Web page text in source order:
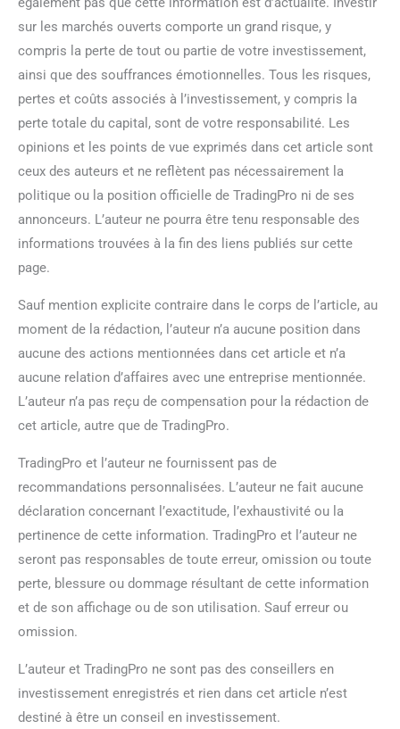
sur les marchés ouverts comporte un grand risque, y
compris la perte de tout ou partie de votre investissement,
ainsi que des souffrances émotionnelles. Tous les risques,
pertes et coûts associés à l’investissement, y compris la
perte totale du capital, sont de votre responsabilité. Les
opinions et les points de vue exprimés dans cet article sont
ceux des auteurs et ne reflètent pas nécessairement la
politique ou la position officielle de TradingPro ni de ses
annonceurs. L’auteur ne pourra être tenu responsable des
informations trouvées à la fin des liens publiés sur cette
page.
Sauf mention explicite contraire dans le corps de l’article, au
moment de la rédaction, l’auteur n’a aucune position dans
aucune des actions mentionnées dans cet article et n’a
aucune relation d’affaires avec une entreprise mentionnée.
L’auteur n’a pas reçu de compensation pour la rédaction de
cet article, autre que de TradingPro.
TradingPro et l’auteur ne fournissent pas de
recommandations personnalisées. L’auteur ne fait aucune
déclaration concernant l’exactitude, l’exhaustivité ou la
pertinence de cette information. TradingPro et l’auteur ne
seront pas responsables de toute erreur, omission ou toute
perte, blessure ou dommage résultant de cette information
et de son affichage ou de son utilisation. Sauf erreur ou
omission.
L’auteur et TradingPro ne sont pas des conseillers en
investissement enregistrés et rien dans cet article n’est
destiné à être un conseil en investissement.